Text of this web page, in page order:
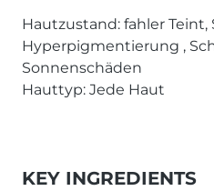
Hautzustand: fahler Teint,
Hyperpigmentierung ,
Sonnenschäden
Hauttyp: Jede Haut
KEY INGREDIENTS